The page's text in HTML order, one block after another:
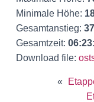
Minimale Höhe:
Gesamtanstieg:
Gesamtzeit:
Download file:
«